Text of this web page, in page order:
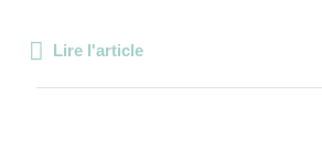
Lire l'article